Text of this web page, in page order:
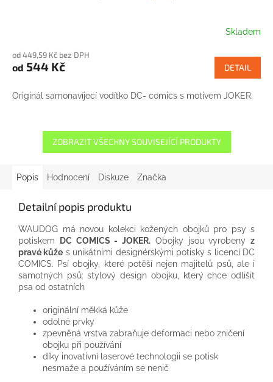
Skladem
od 449,59 Kč bez DPH
od 544 Kč DETAIL
Originál samonavíjecí vodítko DC- comics s motivem JOKER.
ZOBRAZIT VŠECHNY SOUVISEJÍCÍ PRODUKTY
Popis Hodnocení Diskuze Značka
Detailní popis produktu
WAUDOG má novou kolekci kožených obojků pro psy s
potiskem
DC COMICS - JOKER. Obojky jsou vyrobeny z
pravé kůže s unikátními designérskými potisky s licencí DC
COMICS. Psí obojky, které potěší nejen majitelů psů, ale i
samotných psů: stylový design obojku, který chce odlišit
psa od ostatních
originální měkká kůže
odolné prvky
zpevněná vrstva zabraňuje deformaci nebo zničení
obojku při používání
díky inovativní laserové technologii se potisk
nesmaže a používáním se nenič